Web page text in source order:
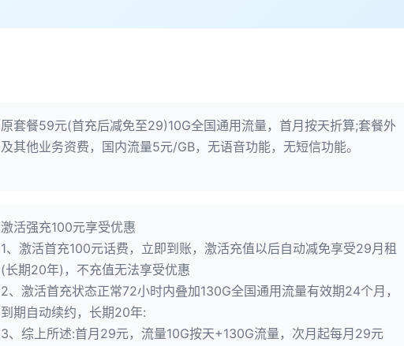
原套餐59元(首充后减免至29)10G全国通用流量，首月按天折算;套餐外
及其他业务资费，国内流量5元/GB，无语音功能，无短信功能。
激活强充100元享受优惠
1、激活首充100元话费，立即到账，激活充值以后自动减免享受29月租
(长期20年)，不充值无法享受优惠
2、激活首充状态正常72小时内叠加130G全国通用流量有效期24个月，
到期自动续约，长期20年:
3、综上所述:首月29元，流量10G按天+130G流量，次月起每月29元